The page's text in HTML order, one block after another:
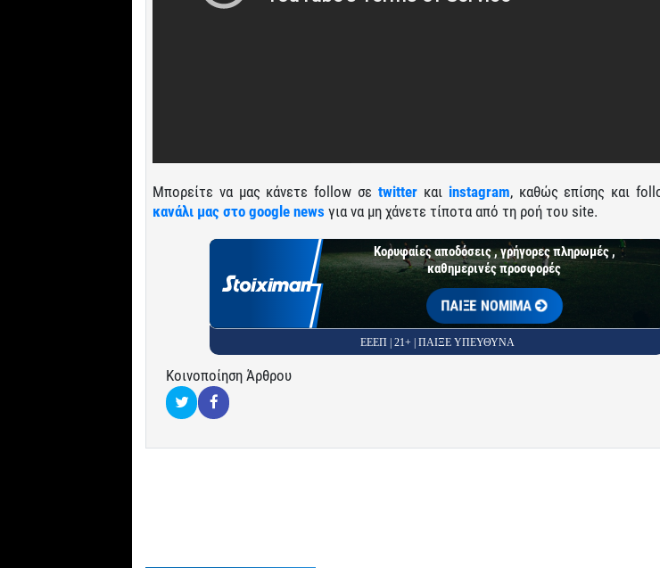
Μπορείτε να μας κάνετε follow σε twitter και instagram, καθώς επίσης και
κανάλι μας στο google news για να μη χάνετε τίποτα από τη ροή του site.
Κορυφαίες αποδόσεις , γρήγορες πληρωμές ,
καθημερινές προσφορές
ΠΑΙΞΕ ΝΟΜΙΜΑ
ΕΕΕΠ | 21+ | ΠΑΙΞΕ ΥΠΕΥΘΥΝΑ
Κοινοποίηση Άρθρου